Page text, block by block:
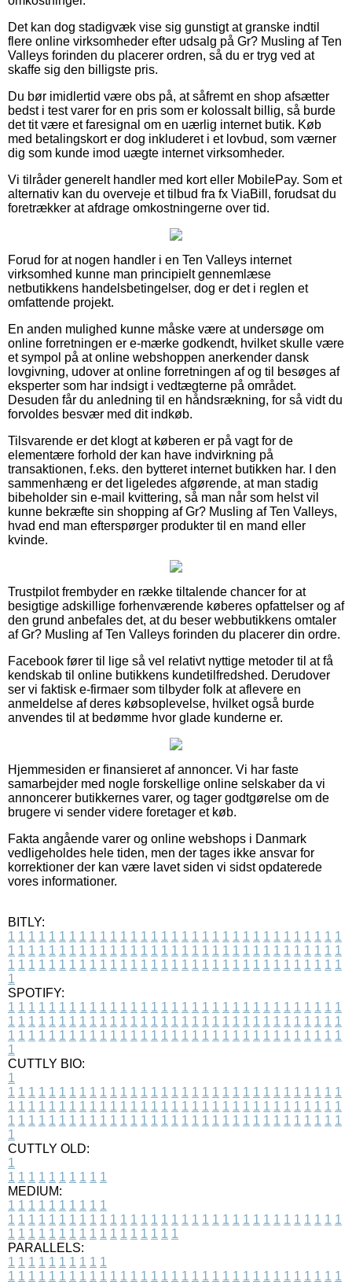
Det kan dog stadigvæk vise sig gunstigt at granske indtil
flere online virksomheder efter udsalg på Gr? Musling af Ten
Valleys forinden du placerer ordren, så du er tryg ved at
skaffe sig den billigste pris.
Du bør imidlertid være obs på, at såfremt en shop afsætter
bedst i test varer for en pris som er kolossalt billig, så burde
det tit være et faresignal om en uærlig internet butik. Køb
med betalingskort er dog inkluderet i et lovbud, som værner
dig som kunde imod uægte internet virksomheder.
Vi tilråder generelt handler med kort eller MobilePay. Som et
alternativ kan du overveje et tilbud fra fx ViaBill, forudsat du
foretrækker at afdrage omkostningerne over tid.
Forud for at nogen handler i en Ten Valleys internet
virksomhed kunne man principielt gennemlæse
netbutikkens handelsbetingelser, dog er det i reglen et
omfattende projekt.
En anden mulighed kunne måske være at undersøge om
online forretningen er e-mærke godkendt, hvilket skulle være
et sympol på at online webshoppen anerkender dansk
lovgivning, udover at online forretningen af og til besøges af
eksperter som har indsigt i vedtægterne på området.
Desuden får du anledning til en håndsrækning, for så vidt du
forvoldes besvær med dit indkøb.
Tilsvarende er det klogt at køberen er på vagt for de
elementære forhold der kan have indvirkning på
transaktionen, f.eks. den bytteret internet butikken har. I den
sammenhæng er det ligeledes afgørende, at man stadig
bibeholder sin e-mail kvittering, så man når som helst vil
kunne bekræfte sin shopping af Gr? Musling af Ten Valleys,
hvad end man efterspørger produkter til en mand eller
kvinde.
Trustpilot frembyder en række tiltalende chancer for at
besigtige adskillige forhenværende køberes opfattelser og af
den grund anbefales det, at du beser webbutikkens omtaler
af Gr? Musling af Ten Valleys forinden du placerer din ordre.
Facebook fører til lige så vel relativt nyttige metoder til at få
kendskab til online butikkens kundetilfredshed. Derudover
ser vi faktisk e-firmaer som tilbyder folk at aflevere en
anmeldelse af deres købsoplevelse, hvilket også burde
anvendes til at bedømme hvor glade kunderne er.
Hjemmesiden er finansieret af annoncer. Vi har faste
samarbejder med nogle forskellige online selskaber da vi
annoncerer butikkernes varer, og tager godtgørelse om de
brugere vi sender videre foretager et køb.
Fakta angående varer og online webshops i Danmark
vedligeholdes hele tiden, men der tages ikke ansvar for
korrektioner der kan være lavet siden vi sidst opdaterede
vores informationer.
BITLY:
1 1 1 1 1 1 1 1 1 1 1 1 1 1 1 1 1 1 1 1 1 1 1 1 1 1 1 1 1 1 1 1 1
1 1 1 1 1 1 1 1 1 1 1 1 1 1 1 1 1 1 1 1 1 1 1 1 1 1 1 1 1 1 1 1 1
1 1 1 1 1 1 1 1 1 1 1 1 1 1 1 1 1 1 1 1 1 1 1 1 1 1 1 1 1 1 1 1 1
1
SPOTIFY:
1 1 1 1 1 1 1 1 1 1 1 1 1 1 1 1 1 1 1 1 1 1 1 1 1 1 1 1 1 1 1 1 1
1 1 1 1 1 1 1 1 1 1 1 1 1 1 1 1 1 1 1 1 1 1 1 1 1 1 1 1 1 1 1 1 1
1 1 1 1 1 1 1 1 1 1 1 1 1 1 1 1 1 1 1 1 1 1 1 1 1 1 1 1 1 1 1 1 1
1
CUTTLY BIO:
1
1 1 1 1 1 1 1 1 1 1 1 1 1 1 1 1 1 1 1 1 1 1 1 1 1 1 1 1 1 1 1 1 1
1 1 1 1 1 1 1 1 1 1 1 1 1 1 1 1 1 1 1 1 1 1 1 1 1 1 1 1 1 1 1 1 1
1 1 1 1 1 1 1 1 1 1 1 1 1 1 1 1 1 1 1 1 1 1 1 1 1 1 1 1 1 1 1 1 1
1
CUTTLY OLD:
1
1 1 1 1 1 1 1 1 1 1
MEDIUM:
1 1 1 1 1 1 1 1 1 1
1 1 1 1 1 1 1 1 1 1 1 1 1 1 1 1 1 1 1 1 1 1 1 1 1 1 1 1 1 1 1 1 1
1 1 1 1 1 1 1 1 1 1 1 1 1 1 1 1 1
PARALLELS:
1 1 1 1 1 1 1 1 1 1
1 1 1 1 1 1 1 1 1 1 1 1 1 1 1 1 1 1 1 1 1 1 1 1 1 1 1 1 1 1 1 1 1